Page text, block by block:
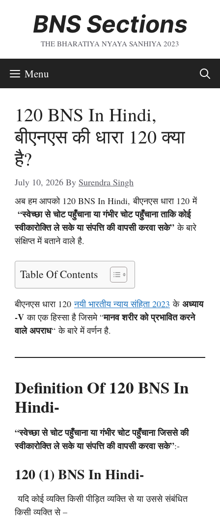
BNS Sections
THE BHARATIYA NYAYA SANHIYA 2023
Menu
120 BNS In Hindi,
बीएनएस की धारा 120 क्या
है?
July 10, 2026 By Surendra Singh
अब हम आपको 120 BNS In Hindi, बीएनएस धारा 120 में
“स्वेच्छा से चोट पहुँचाना या गंभीर चोट पहुँचाना ताकि कोई
स्वीकारोक्ति ले सके या संपत्ति की वापसी करवा सके” के बारे
संक्षिप्त में बताने वाले है.
Table Of Contents
बीएनएस धारा 120नयी भारतीय न्याय संहिता 2023 के अध्याय
-V का एक हिस्सा है जिसमे “मानव शरीर को प्रभावित करने
वाले अपराध“ के बारे में वर्णन है.
Definition Of 120 BNS In
Hindi-
“स्वेच्छा से चोट पहुँचाना या गंभीर चोट पहुँचाना जिससे की
स्वीकारोक्ति ले सके या संपत्ति की वापसी करवा सके”:-
120 (1) BNS In Hindi-
यदि कोई व्यक्ति किसी पीड़ित व्यक्ति से या उससे संबंधित
किसी व्यक्ति से –